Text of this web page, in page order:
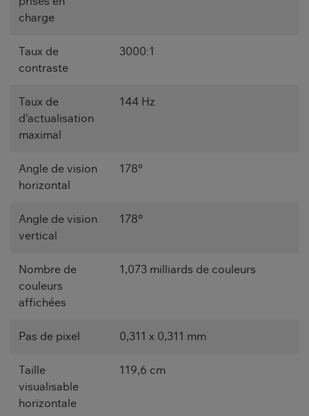
charge
Taux de
contraste
3000:1
Taux de
d'actualisation
maximal
144 Hz
Angle de vision
horizontal
178°
Angle de vision
vertical
178°
Nombre de
couleurs
affichées
1,073 milliards de couleurs
Pas de pixel 0,311 x 0,311 mm
Taille
visualisable
horizontale
119,6 cm